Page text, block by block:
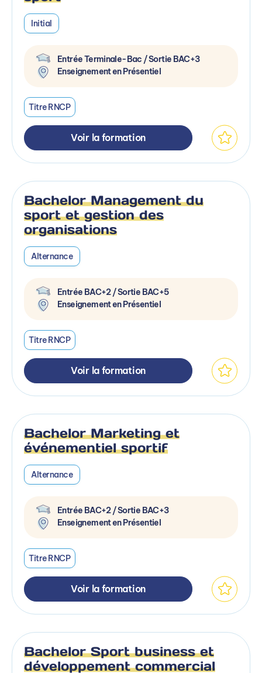
Initial
Entrée Terminale-Bac / Sortie BAC+3
Enseignement en Présentiel
Titre RNCP
Voir la formation
Bachelor Management du
sport et gestion des
organisations
Alternance
Entrée BAC+2 / Sortie BAC+5
Enseignement en Présentiel
Titre RNCP
Voir la formation
Bachelor Marketing et
événementiel sportif
Alternance
Entrée BAC+2 / Sortie BAC+3
Enseignement en Présentiel
Titre RNCP
Voir la formation
Bachelor Sport business et
développement commercial